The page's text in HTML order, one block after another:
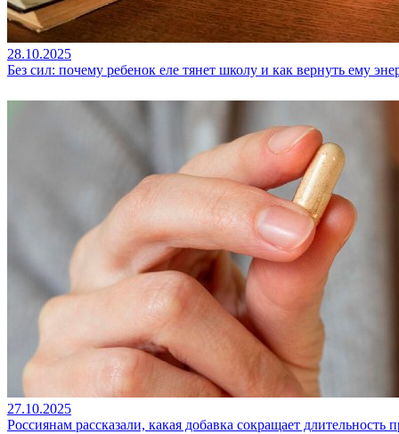
28.10.2025
Без сил: почему ребенок еле тянет школу и как вернуть ему
27.10.2025
Россиянам рассказали, какая добавка сокращает длительность